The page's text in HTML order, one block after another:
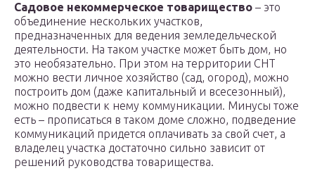
Садовое некоммерческое товарищество – это
объединение нескольких участков,
предназначенных для ведения земледельческой
деятельности. На таком участке может быть дом, но
это необязательно. При этом на территории СНТ
можно вести личное хозяйство (сад, огород), можно
построить дом (даже капитальный и всесезонный),
можно подвести к нему коммуникации. Минусы тоже
есть – прописаться в таком доме сложно, подведение
коммуникаций придется оплачивать за свой счет, а
владелец участка достаточно сильно зависит от
решений руководства товарищества.